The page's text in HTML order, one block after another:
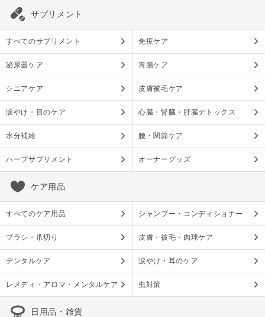
サプリメント
すべてのサプリメント 免疫ケア
泌尿器ケア 胃腸ケア
シニアケア 皮膚被毛ケア
涙やけ・目のケア 心臓・腎臓・肝臓デトックス
水分補給 腰・関節ケア
ハーブサプリメント オーナーグッズ
ケア用品
すべてのケア用品 シャンプー・コンディショナー
ブラシ・爪切り 皮膚・被毛・肉球ケア
デンタルケア 涙やけ・耳のケア
レメディ・アロマ・メンタルケア 虫対策
日用品・雑貨